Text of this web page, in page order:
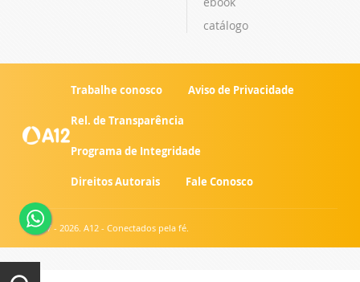
catálogo
Trabalhe conosco Aviso de Privacidade
Rel. de Transparência
Programa de Integridade
Direitos Autorais Fale Conosco
© 2007 - 2026. A12 - Conectados pela fé.